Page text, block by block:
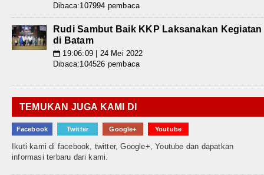
Dibaca:107994 pembaca
Rudi Sambut Baik KKP Laksanakan Kegiatan
di Batam
📅 19:06:09 | 24 Mei 2022
Dibaca:104526 pembaca
TEMUKAN JUGA KAMI DI
Facebook Twitter Google+ Youtube
Ikuti kami di facebook, twitter, Google+, Youtube dan dapatkan
informasi terbaru dari kami.